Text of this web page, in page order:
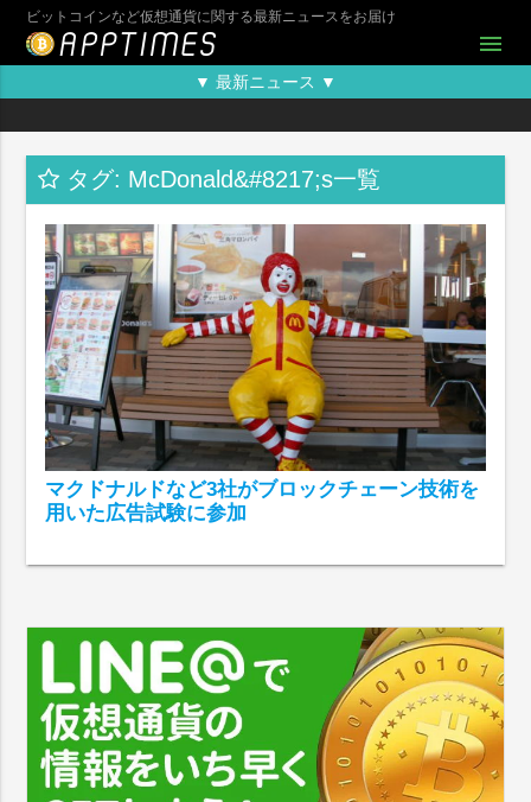
ビットコインなど仮想通貨に関する最新ニュースをお届け
menu
▼ 最新ニュース ▼
タグ: McDonald&#8217;s一覧
マクドナルドなど3社がブロックチェーン技術を
用いた広告試験に参加